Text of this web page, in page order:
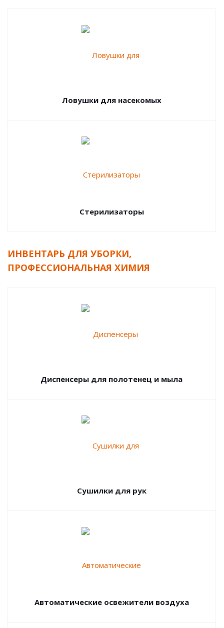
Ловушки для насекомых
Стерилизаторы
ИНВЕНТАРЬ ДЛЯ УБОРКИ,
ПРОФЕССИОНАЛЬНАЯ ХИМИЯ
Диспенсеры для полотенец и мыла
Сушилки для рук
Автоматические освежители воздуха